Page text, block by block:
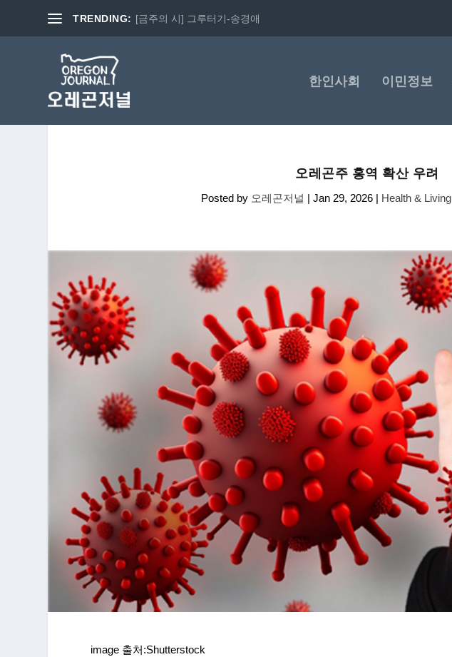
TRENDING: [금주의 시] 그루터기-송경애
한인사회 이민정보
오레곤주 홍역 확산 우려
Posted by 오레곤저널 |Jan 29, 2026 | Health & Living
image 출처:Shutterstock